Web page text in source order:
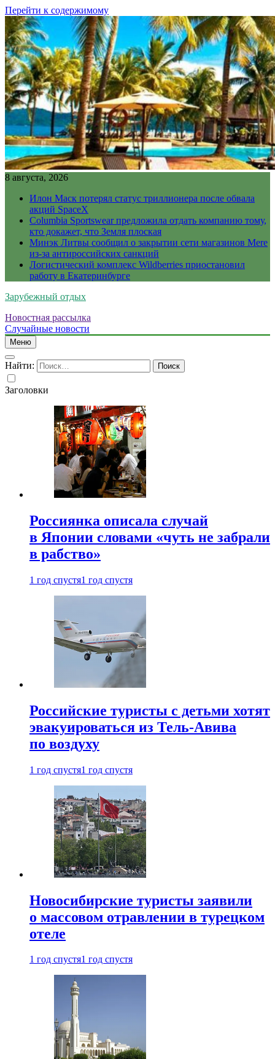
Перейти к содержимому
8 августа, 2026
Илон Маск потерял статус триллионера после обвала
акций SpaceX
Columbia Sportswear предложила отдать компанию тому,
кто докажет, что Земля плоская
Минэк Литвы сообщил о закрытии сети магазинов Mere
из-за антироссийских санкций
Логистический комплекс Wildberries приостановил
работу в Екатеринбурге
Зарубежный отдых
Новостная рассылка
Случайные новости
Меню
Найти:
Заголовки
Россиянка описала случай
в Японии словами «чуть не забрали
в рабство»
1 год спустя1 год спустя
Российские туристы с детьми хотят
эвакуироваться из Тель-Авива
по воздуху
1 год спустя1 год спустя
Новосибирские туристы заявили
о массовом отравлении в турецком
отеле
1 год спустя1 год спустя